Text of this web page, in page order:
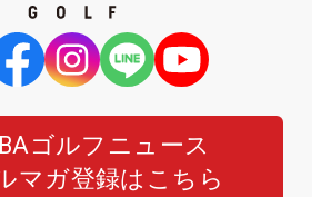
ゴルフニュース
マガ登録はこちら